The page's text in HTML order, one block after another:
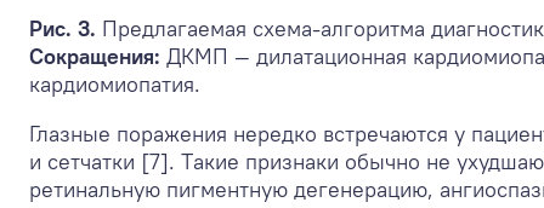
Рис. 3. Предлагаемая схема-алгоритма
Сокращения: ДКМП — дилатационная
кардиомиопатия.
Глазные поражения нередко встречаются у
и сетчатки [7]. Tакие признаки обычно не
ретинальную пигментную дегенерацию,